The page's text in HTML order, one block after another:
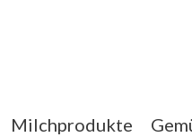
Milchprodukte